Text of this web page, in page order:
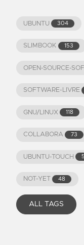
UBUNTU 304
SLIMBOOK 153
OPEN-SOURCE-
SOFTWARE-LIVRE
GNU/LINUX 118
COLLABORA 73
UBUNTU-TOUCH
NOT-YET 48
ALL TAGS